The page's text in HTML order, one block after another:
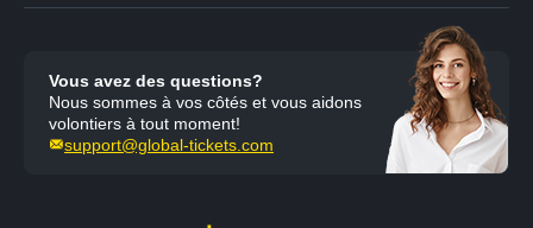
Vous avez des questions?
Nous sommes à vos côtés et vous aidons
volontiers à tout moment!
support@global-tickets.com